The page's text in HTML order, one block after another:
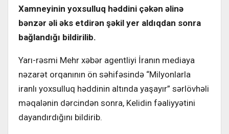
Xamneyinin yoxsulluq həddini çəkən əlinə
bənzər əli əks etdirən şəkil yer aldıqdan sonra
bağlandığı bildirilib.
Yarı-rəsmi Mehr xəbər agentliyi İranın mediaya
nəzarət orqanının ön səhifəsində “Milyonlarla
iranlı yoxsulluq həddinin altında yaşayır” sərlövhəli
məqalənin dərcindən sonra, Kelidin fəaliyyətini
dayandırdığını bildirib.